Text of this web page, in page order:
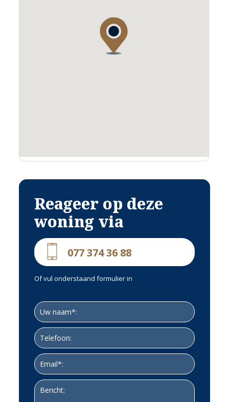
Reageer op deze
woning via
077 374 36 88
Of vul onderstaand formulier in